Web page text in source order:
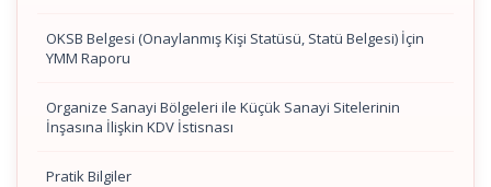
OKSB Belgesi (Onaylanmış Kişi Statüsü, Statü Belgesi) İçin
YMM Raporu
Organize Sanayi Bölgeleri ile Küçük Sanayi Sitelerinin
İnşasına İlişkin KDV İstisnası
Pratik Bilgiler